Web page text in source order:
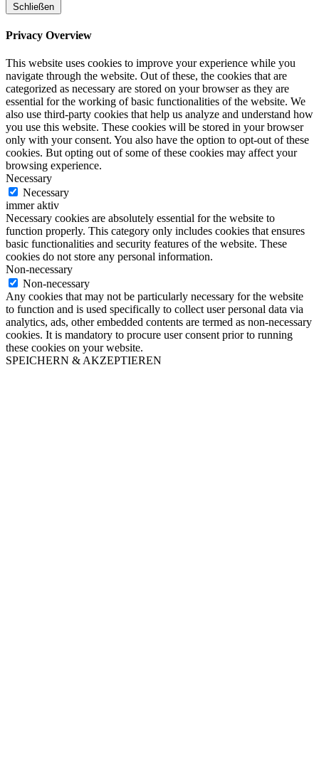
Schließen
Privacy Overview
This website uses cookies to improve your experience while you
navigate through the website. Out of these, the cookies that are
categorized as necessary are stored on your browser as they are
essential for the working of basic functionalities of the website. We
also use third-party cookies that help us analyze and understand how
you use this website. These cookies will be stored in your browser
only with your consent. You also have the option to opt-out of these
cookies. But opting out of some of these cookies may affect your
browsing experience.
Necessary
Necessary
immer aktiv
Necessary cookies are absolutely essential for the website to
function properly. This category only includes cookies that ensures
basic functionalities and security features of the website. These
cookies do not store any personal information.
Non-necessary
Non-necessary
Any cookies that may not be particularly necessary for the website
to function and is used specifically to collect user personal data via
analytics, ads, other embedded contents are termed as non-necessary
cookies. It is mandatory to procure user consent prior to running
these cookies on your website.
SPEICHERN & AKZEPTIEREN